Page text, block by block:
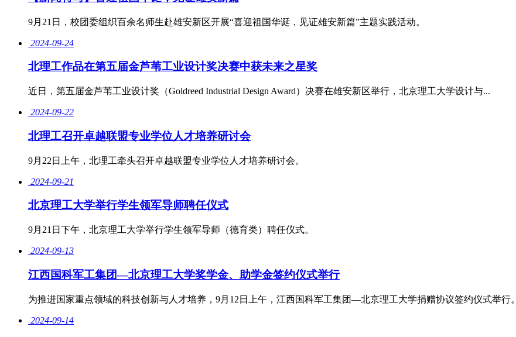
9月21日，校团委组织百余名师生赴雄安新区开展“喜迎祖国华诞，见证雄安新篇”主题实践活动。
2024-09-24
北理工作品在第五届金芦苇工业设计奖决赛中获未来之星奖
近日，第五届金芦苇工业设计奖（Goldreed Industrial Design Award）决赛在雄安新区举行，北京理工大学设计与...
2024-09-22
北理工召开卓越联盟专业学位人才培养研讨会
9月22日上午，北理工牵头召开卓越联盟专业学位人才培养研讨会。
2024-09-21
北京理工大学举行学生领军导师聘任仪式
9月21日下午，北京理工大学举行学生领军导师（德育类）聘任仪式。
2024-09-13
江西国科军工集团—北京理工大学奖学金、助学金签约仪式举行
为推进国家重点领域的科技创新与人才培养，9月12日上午，江西国科军工集团—北京理工大学捐赠协议签约仪式举行。
2024-09-14